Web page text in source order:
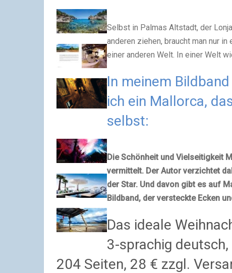
Selbst in Palmas Altstadt, der
anderen ziehen, braucht man nur
einer anderen Welt. In einer Welt
In meinem Bildband
ich ein Mallorca,
selbst:
Die Schönheit und Vielseitigkeit
vermittelt. Der Autor verzichtet
der Star. Und davon gibt es auf
Bildband, der versteckte Ecken
Das ideale
3-sprachig
204 Seiten, 28 € zzgl.